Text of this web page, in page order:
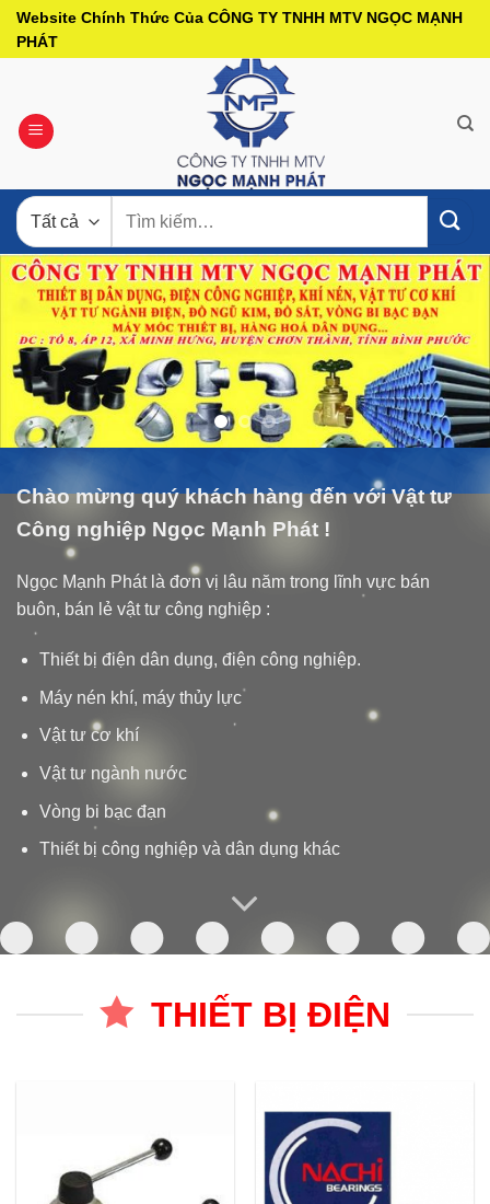
Bỏ
qua
Website Chính Thức Của CÔNG TY TNHH MTV NGỌC MẠNH
PHÁT
kiếm:
Chào mừng quý khách hàng đến với Vật tư
Công nghiệp Ngọc Mạnh Phát !
Ngọc Mạnh Phát là đơn vị lâu năm trong lĩnh vực bán
buôn, bán lẻ vật tư công nghiệp :
Thiết bị điện dân dụng, điện công nghiệp.
Máy nén khí, máy thủy lực
Vật tư cơ khí
Vật tư ngành nước
Vòng bi bạc đạn
Thiết bị công nghiệp và dân dụng khác
THIẾT BỊ ĐIỆN